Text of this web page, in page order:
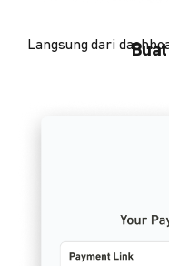
Langsung dari